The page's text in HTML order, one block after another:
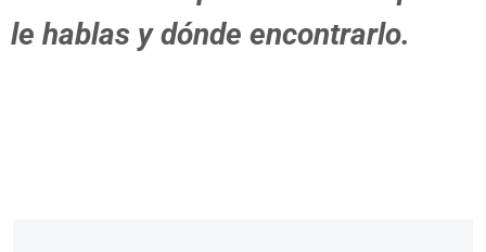
le hablas y dónde encontrarlo.